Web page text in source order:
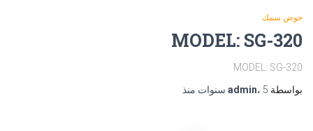
حوض سمك
MODEL: SG-320
MODEL: SG-320
بواسطة
admin، 5 سنوات منذ